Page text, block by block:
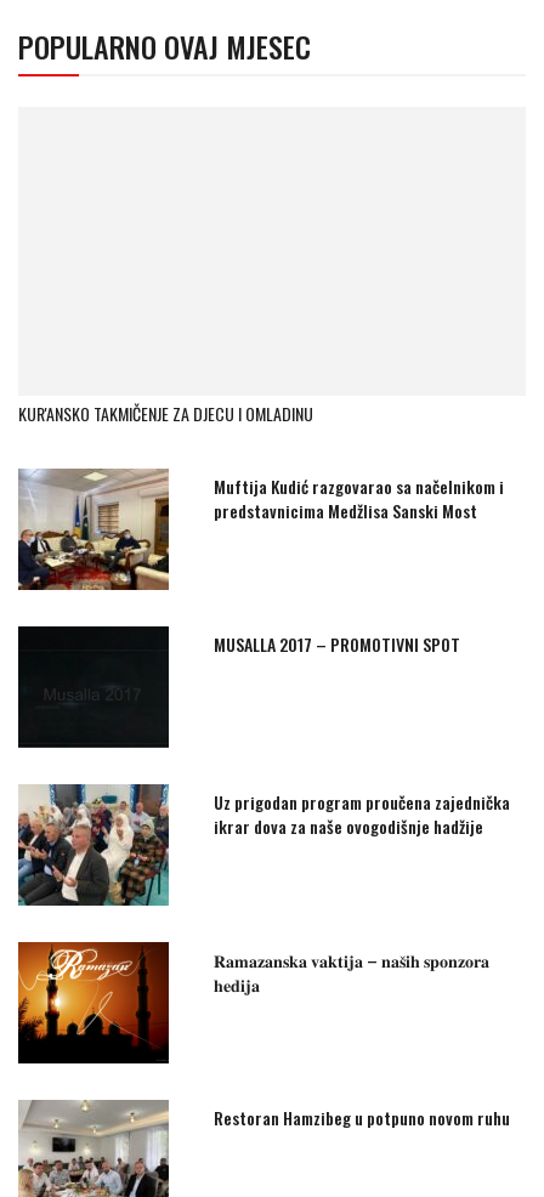
POPULARNO OVAJ MJESEC
KUR'ANSKO TAKMIČENJE ZA DJECU I OMLADINU
Muftija Kudić razgovarao sa načelnikom i
predstavnicima Medžlisa Sanski Most
MUSALLA 2017 – PROMOTIVNI SPOT
Uz prigodan program proučena zajednička
ikrar dova za naše ovogodišnje hadžije
𝐑𝐚𝐦𝐚𝐳𝐚𝐧𝐬𝐤𝐚 𝐯𝐚𝐤𝐭𝐢𝐣𝐚 – 𝐧𝐚𝐬̌𝐢𝐡 𝐬𝐩𝐨𝐧𝐳𝐨𝐫𝐚
𝐡𝐞𝐝𝐢𝐣𝐚
Restoran Hamzibeg u potpuno novom ruhu